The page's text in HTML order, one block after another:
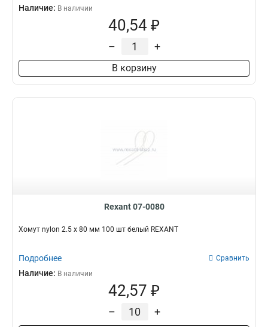
Наличие: В наличии
40,54 ₽
– +
В корзину
Rexant 07-0080
Хомут nylon 2.5 х 80 мм 100 шт белый REXANT
Подробнее Сравнить
Наличие: В наличии
42,57 ₽
– +